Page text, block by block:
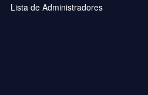
Lista de Administradores